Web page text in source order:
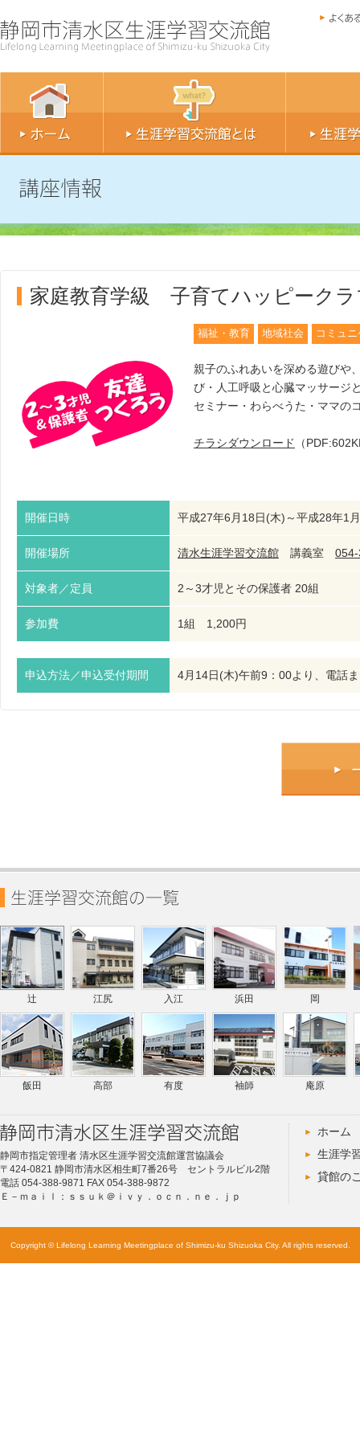
家庭教育学級 子育てハッピーク
福祉・教育 地域社会 コミュ
親子のふれあいを深める遊びや
び・人工呼吸と心臓マッサージ
セミナー・わらべうた・ママの
チラシダウンロード （
開催日時 平成27年6月18日(木)～平成28年1
開催場所 清水生涯学習交流館 講義室
対象者／定員 2～3才児とその保護者 20組
参加費 1組 1,200円
申込方法／申込受付期間 4月14日(木)午前9：00より、電話
辻 江尻 入江 浜田 岡
飯田 高部 有度 袖師 庵原
静岡市指定管理者 清水区生涯学習交流館運営協議会
〒424-0821 静岡市清水区相生町7番26号 セントラルビル2階
電話 054-388-9871 FAX 054-388-9872
Ｅ－ｍａｉｌ：ｓｓｕｋ＠ｉｖｙ．ｏｃｎ．ｎｅ．ｊｐ
ホーム
生涯学
貸館の
Copyright © Lifelong Learning Meetingplace of Shimizu-ku Shizuoka City. All rights reserved.